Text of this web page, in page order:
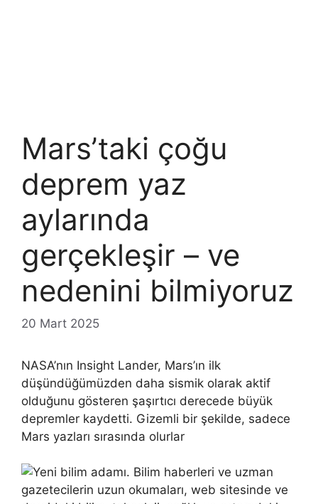
Mars’taki çoğu
deprem yaz
aylarında
gerçekleşir – ve
nedenini bilmiyoruz
20 Mart 2025
NASA’nın Insight Lander, Mars’ın ilk
düşündüğümüzden daha sismik olarak aktif
olduğunu gösteren şaşırtıcı derecede büyük
depremler kaydetti. Gizemli bir şekilde, sadece
Mars yazları sırasında olurlar